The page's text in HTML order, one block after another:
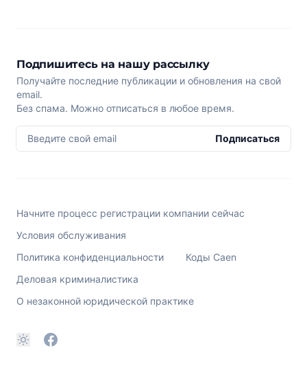
Подпишитесь на нашу рассылку
Получайте последние публикации и обновления на свой
email.
Без спама. Можно отписаться в любое время.
Введите свой email Подписаться
Начните процесс регистрации компании сейчас
Условия обслуживания
Политика конфиденциальности
Коды Caen
Деловая криминалистика
О незаконной юридической практике